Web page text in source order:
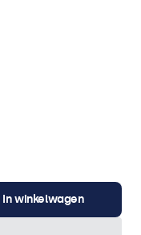
In winkelwagen